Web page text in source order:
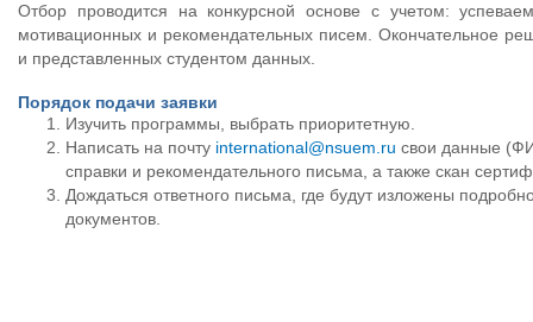
Отбор проводится на конкурсной основе с учетом:
мотивационных и рекомендательных писем. Окончательное
и представленных студентом данных.
Порядок подачи заявки
Изучить программы, выбрать приоритетную.
Написать на почту international@nsuem.ru свои данные
справки и рекомендательного письма, а также скан
Дождаться ответного письма, где будут изложены
документов.